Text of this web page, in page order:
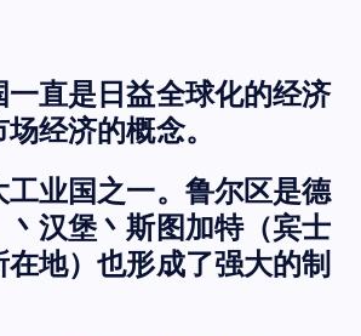
直是日益全球化的经济
经济的概念。
业国之一。鲁尔区是德
汉堡丶斯图加特（宾士
地）也形成了强大的制